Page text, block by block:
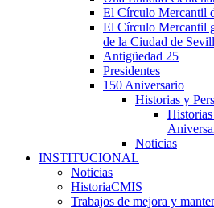
El Círculo Mercantil
El Círculo Mercantil
de la Ciudad de
Antigüedad 25
Presidentes
150 Aniversario
Historias y
Noticias
INSTITUCIONAL
Noticias
HistoriaCMIS
Trabajos de mejora y